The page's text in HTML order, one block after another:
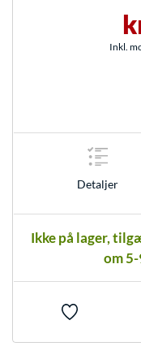
Inkl.
Detaljer
Ikke på lager,
om